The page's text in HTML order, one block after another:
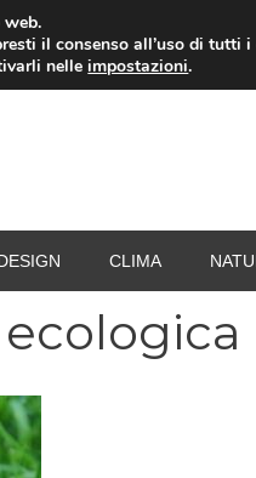
SPESA
CLIMA
il consenso all’uso di tutti i
nelleimpostazioni.